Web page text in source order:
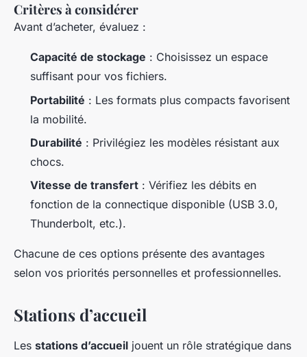
Critères à considérer
Avant d’acheter, évaluez :
Capacité de stockage : Choisissez un espace
suffisant pour vos fichiers.
Portabilité : Les formats plus compacts favorisent
la mobilité.
Durabilité : Privilégiez les modèles résistant aux
chocs.
Vitesse de transfert : Vérifiez les débits en
fonction de la connectique disponible (USB 3.0,
Thunderbolt, etc.).
Chacune de ces options présente des avantages
selon vos priorités personnelles et professionnelles.
Stations d’accueil
Les stations d’accueil jouent un rôle stratégique dans